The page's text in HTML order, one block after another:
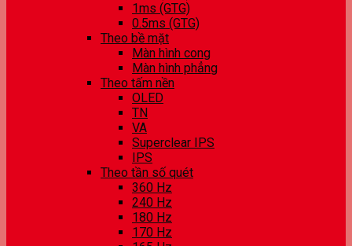
1ms (GTG)
0.5ms (GTG)
Theo bề mặt
Màn hình cong
Màn hình phẳng
Theo tấm nền
OLED
TN
VA
Superclear IPS
IPS
Theo tần số quét
360 Hz
240 Hz
180 Hz
170 Hz